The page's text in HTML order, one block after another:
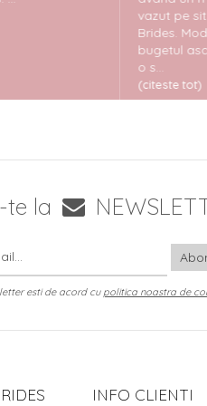
vazut pe
Brides.
bugetul
o s...
(citeste tot)
te la
esti de acord cu politica noastra de
INFO CLIENTI